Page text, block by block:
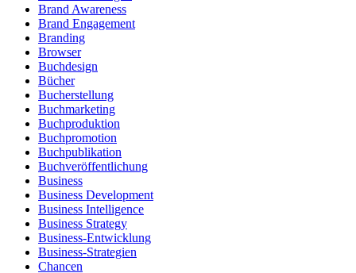
Brand Awareness
Brand Engagement
Branding
Browser
Buchdesign
Bücher
Bucherstellung
Buchmarketing
Buchproduktion
Buchpromotion
Buchpublikation
Buchveröffentlichung
Business
Business Development
Business Intelligence
Business Strategy
Business-Entwicklung
Business-Strategien
Chancen